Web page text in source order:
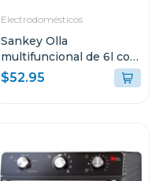
Electrodomésticos
Sankey Olla
multifuncional de 6l con
15 funciones para
cocinar ke65d
$52.95